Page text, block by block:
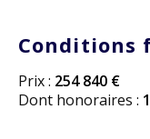
Conditions
Prix : 254 840 €
Dont honoraires :